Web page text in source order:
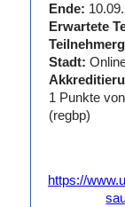
Ende:
Erwartete
Stadt:
1 Punkte von
(regbp)
https://